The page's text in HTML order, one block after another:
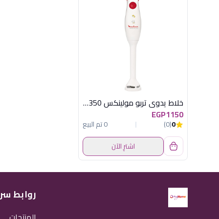
خلاط يدوى تربو مولينكس 350 وات مصرى
EGP1150
0
(0)
0 تم البيع
اشترِ الآن
روابط